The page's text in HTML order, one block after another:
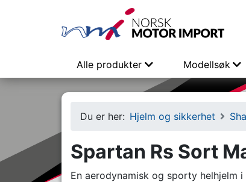
Alle produkter Modellsøk
Du er her: Hjelm og sikkerhet
Spartan Rs Sort
En aerodynamisk og sporty helhjelm i